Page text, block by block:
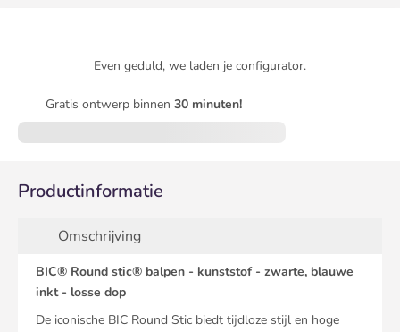
Even geduld, we laden je configurator.
Gratis ontwerp binnen 30 minuten!
Productinformatie
Omschrijving
BIC® Round stic® balpen - kunststof - zwarte, blauwe
inkt - losse dop
De iconische BIC Round Stic biedt tijdloze stijl en hoge